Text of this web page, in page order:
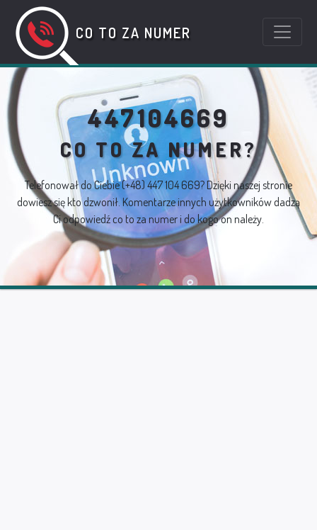
CO TO ZA NUMER
447104669
CO TO ZA NUMER?
Telefonował do Ciebie(+48) 447 104 669? Dzięki naszej stronie
dowiesz się kto dzwonił. Komentarze innych użytkowników dadzą
Ci odpowiedź co to za numer i do kogo on należy.